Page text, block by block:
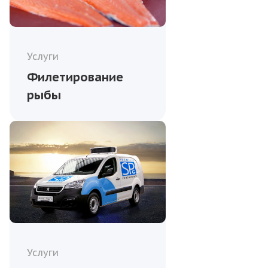
Услуги
Филетирование
рыбы
Услуги